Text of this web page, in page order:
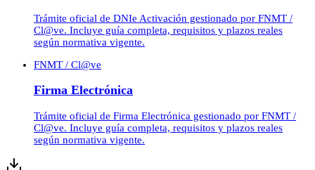
Trámite oficial de DNIe Activación gestionado por FNMT /
Cl@ve. Incluye guía completa, requisitos y plazos reales
según normativa vigente.
FNMT / Cl@ve
Firma Electrónica
Trámite oficial de Firma Electrónica gestionado por FNMT /
Cl@ve. Incluye guía completa, requisitos y plazos reales
según normativa vigente.